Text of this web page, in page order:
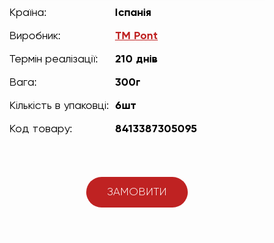
Країна: Іспанія
Виробник: TM Pont
Термін реалізації: 210 днів
Вага: 300г
Кількість в упаковці: 6шт
Код товару: 8413387305095
ЗАМОВИТИ